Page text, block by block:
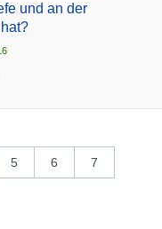
und an der
5 6 7